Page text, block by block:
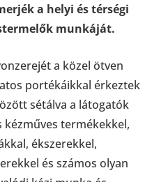
a helyi és térségi
munkáját.
a közel ötven
portékáikkal érkeztek
sétálva a látogatók
termékekkel,
ékszerekkel,
és számos olyan